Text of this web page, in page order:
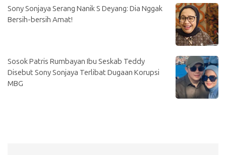
Sony Sonjaya Serang Nanik S Deyang: Dia Nggak
Bersih-bersih Amat!
Sosok Patris Rumbayan Ibu Seskab Teddy
Disebut Sony Sonjaya Terlibat Dugaan Korupsi
MBG